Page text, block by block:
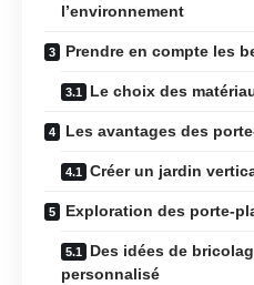
l’environnement
Prendre en compte les
Le choix des
Les avantages des
Créer un jardin
Exploration des porte-
Des idées de
personnalisé